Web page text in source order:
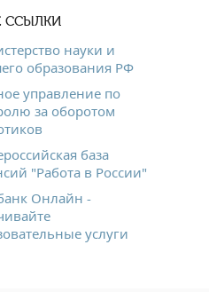
ССЫЛКИ
науки и
образования РФ
управление по
за оборотом
база
"Работа в России"
Онлайн -
услуги